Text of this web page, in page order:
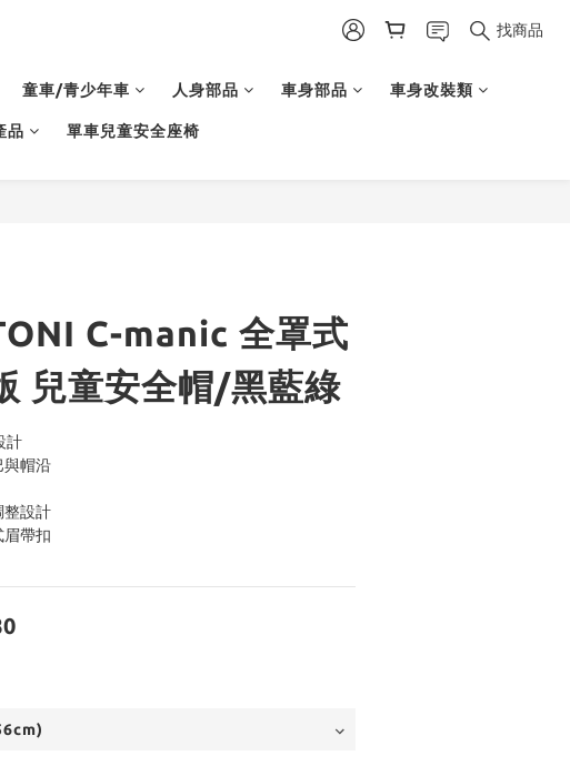
找商品
童車/青少年車 人身部品 車身部品 車身改裝類
品 單車兒童安全座椅
C-manic 全罩式
兒童安全帽/黑藍綠
計
與帽沿
整設計
眉帶扣